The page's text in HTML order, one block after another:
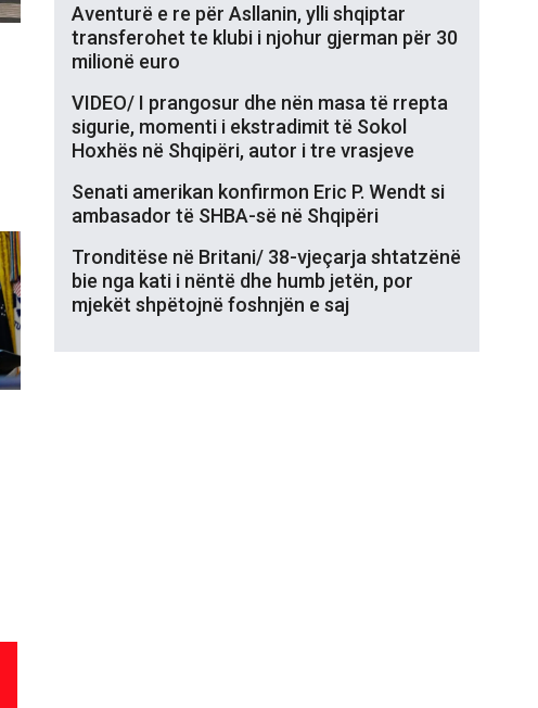
Aventurë e re për Asllanin, ylli shqiptar
transferohet te klubi i njohur gjerman për 30
milionë euro
VIDEO/ I prangosur dhe nën masa të rrepta
sigurie, momenti i ekstradimit të Sokol
Hoxhës në Shqipëri, autor i tre vrasjeve
Senati amerikan konfirmon Eric P. Wendt si
ambasador të SHBA-së në Shqipëri
Tronditëse në Britani/ 38-vjeçarja shtatzënë
bie nga kati i nëntë dhe humb jetën, por
mjekët shpëtojnë foshnjën e saj